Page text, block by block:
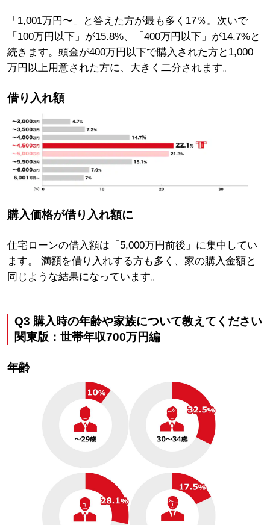
「1,001万円〜」と答えた方が最も多く17％。次いで
「100万円以下」が15.8%、「400万円以下」が14.7%と
続きます。頭金が400万円以下で購入された方と1,000
万円以上用意された方に、大きく二分されます。
借り入れ額
購入価格が借り入れ額に
住宅ローンの借入額は「5,000万円前後」に集中してい
ます。 満額を借り入れする方も多く、家の購入金額と
同じような結果になっています。
Q3 購入時の年齢や家族について教えてください
関東版：世帯年収700万円編
年齢